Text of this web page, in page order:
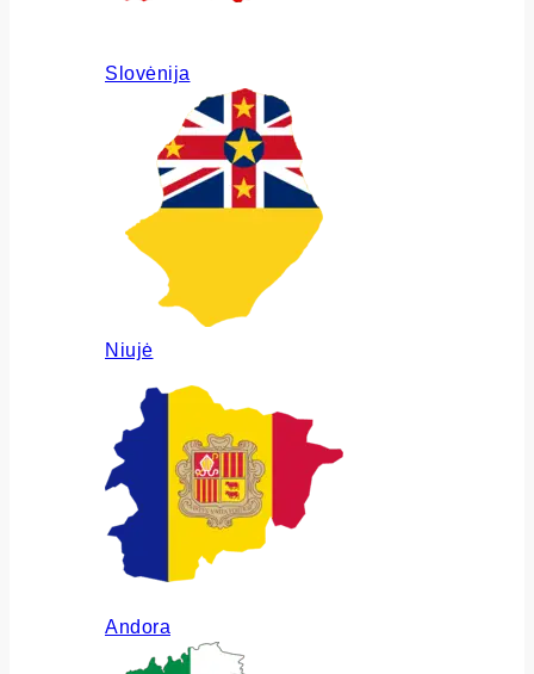
Slovėnija
Niujė
Andora